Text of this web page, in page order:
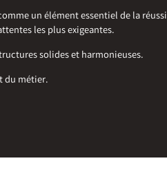
un élément essentiel de la
les plus exigeantes.
solides et harmonieuses.
du métier.